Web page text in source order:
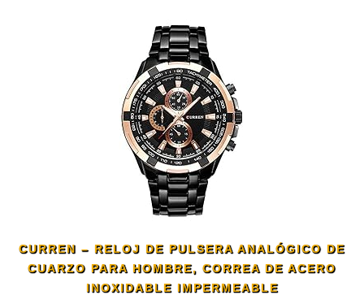
CURREN – RELOJ DE PULSERA ANALÓGICO DE
CUARZO PARA HOMBRE, CORREA DE ACERO
INOXIDABLE IMPERMEABLE